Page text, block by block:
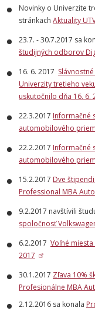
Novinky o Univerzite
stránkach Aktuality
23.7. - 30.7.2017 sa
študijných odborov
16. 6. 2017
Univerzity tretieho
uskutočnilo dňa 16. 6.
22.3.2017 Informačné
automobilového
22.2.2017 Informačné
automobilového
15.2.2017 Dve
Professional MBA
9.2.2017 navštívili
spoločnosť
6.2.2017 Voľné
2017
30.1.2017 Zľava 10%
Profesionálne MBA
2.12.2016 sa konala